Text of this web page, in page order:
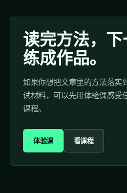
读完方法，
练成作品。
如果你想把文章里的方法落实
试材料，可以先用体验课感受
课程。
体验课 看课程